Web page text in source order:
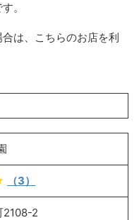
。
は、こちらのお店を利
（3）
2108-2